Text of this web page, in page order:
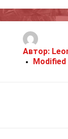
Автор:
Modified